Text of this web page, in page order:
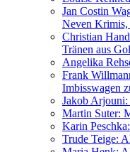
Jan Costin
Neven Krimis,
Christian
Tränen aus
Angelika
Frank
Imbisswagen
Jakob
Martin Suter:
Karin
Trude Teige: